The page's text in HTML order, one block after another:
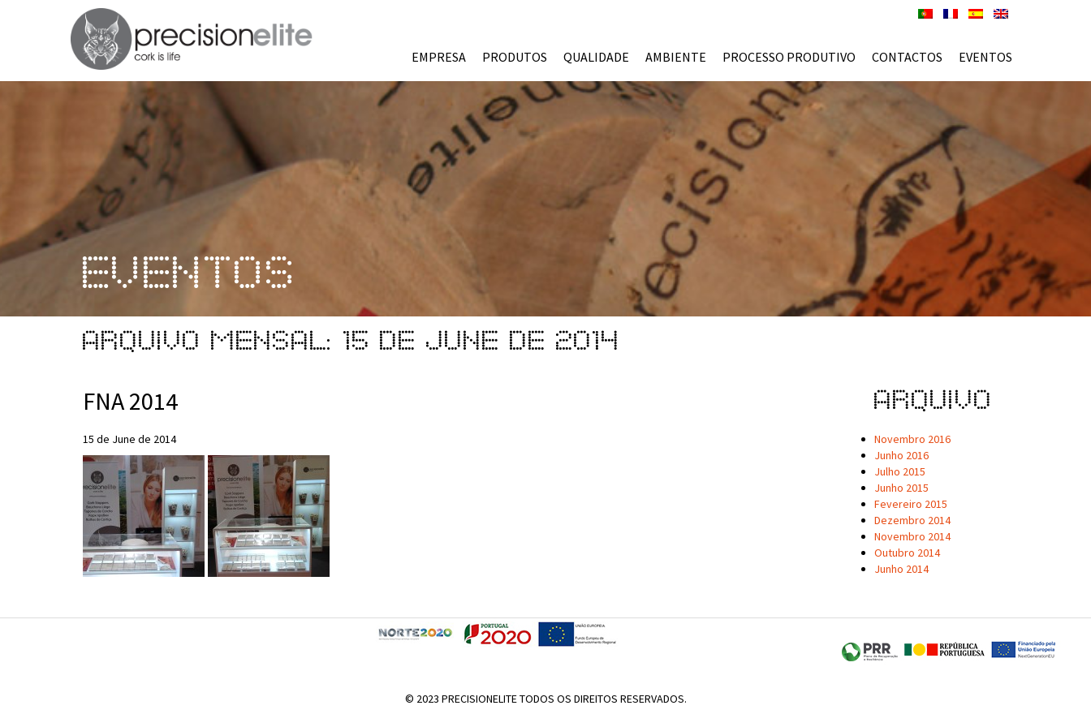
EMPRESA PRODUTOS QUALIDADE AMBIENTE PROCESSO PRODUTIVO CONTACTOS EVENTOS
Eventos
Arquivo mensal: 15 de June de 2014
FNA 2014
15 de June de 2014
Arquivo
Novembro 2016
Junho 2016
Julho 2015
Junho 2015
Fevereiro 2015
Dezembro 2014
Novembro 2014
Outubro 2014
Junho 2014
© 2023 PRECISIONELITE TODOS OS DIREITOS RESERVADOS.